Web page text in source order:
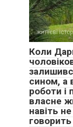
життєві
Коли
сином, а
роботи і
власне
навіть